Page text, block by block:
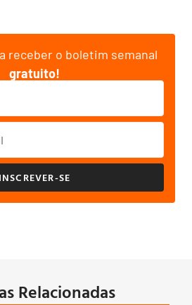
receber o boletim semanal
gratuito!
INSCREVER-SE
Relacionadas